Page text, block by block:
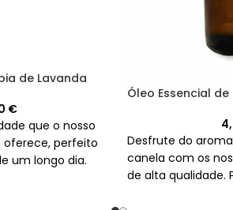
de Lavanda
€
que o nosso
oferece, perfeito
um longo dia.
Óleo Essencial
Desfrute do
canela com os
de alta qualidade.